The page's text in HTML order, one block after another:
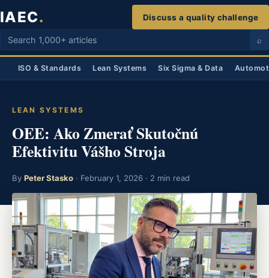
to
content
IAEC.
Search
articles
⌕
Discuss a quality challenge
ISO & Standards Lean Systems Six Sigma & Data
LEAN SYSTEMS
OEE: Ako Zmerať Skutočnú
Efektivitu Vášho Stroja
By Peter Stasko · February 1, 2026 · 2 min read